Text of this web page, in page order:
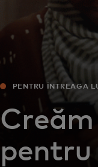
PENTRU ÎNTREAGA
pentru